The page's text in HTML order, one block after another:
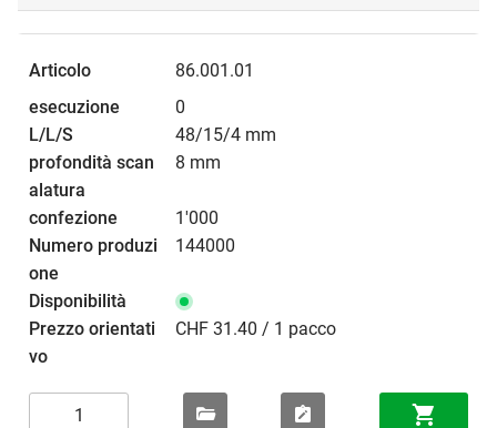
86.001.01
0
48/15/4 mm
8 mm
1'000
144000
CHF 31.40 / 1 pacco